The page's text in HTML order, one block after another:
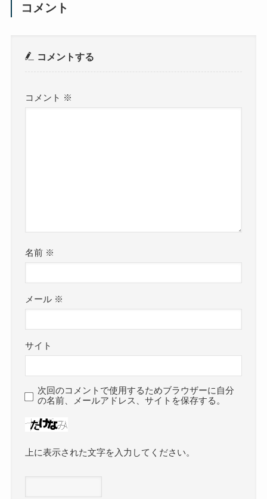
コメント
コメントする
コメント ※
名前 ※
メール ※
サイト
次回のコメントで使用するためブラウザーに自分
の名前、メールアドレス、サイトを保存する。
上に表示された文字を入力してください。